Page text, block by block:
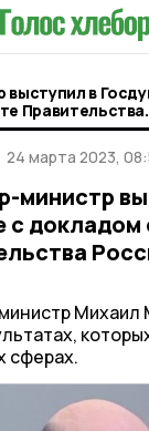
в
Правительства
24 марта 2023,
министр
с докладом
Михаил
сферах.